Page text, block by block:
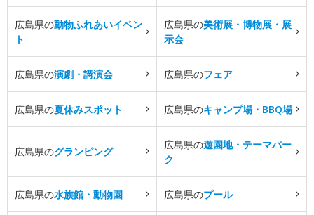
広島県の動物ふれあいイベン
ト
広島県の美術展・博物展・展
示会
広島県の演劇・講演会 広島県のフェア
広島県の夏休みスポット 広島県のキャンプ場・BBQ場
広島県のグランピング
広島県の遊園地・テーマパー
ク
広島県の水族館・動物園 広島県のプール